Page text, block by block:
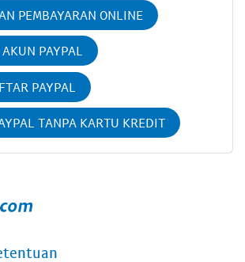
PEMBAYARAN ONLINE
PAYPAL
PAYPAL
TANPA KARTU KREDIT